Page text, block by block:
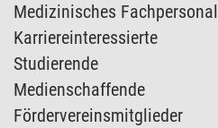
Medizinisches Fachpersonal
Karriereinteressierte
Studierende
Medienschaffende
Fördervereinsmitglieder